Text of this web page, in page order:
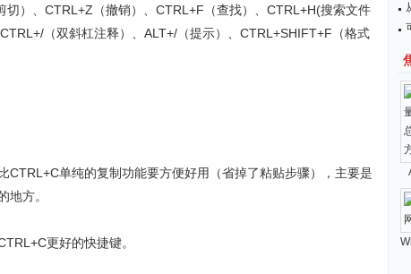
切）、CTRL+Z（撤销）、CTRL+F（查找）、CTRL+H(搜索文件
（双斜杠注释）、ALT+/（提示）、CTRL+SHIFT+F（格式
CTRL+C单纯的复制功能要方便好用（省掉了粘贴步骤），主要是
地方。
更好的快捷键。